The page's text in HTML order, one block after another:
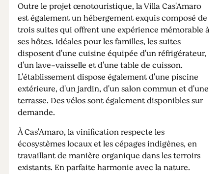
Outre le projet œnotouristique, la Villa Cas'Amaro
est également un hébergement exquis composé de
trois suites qui offrent une expérience mémorable à
ses hôtes. Idéales pour les familles, les suites
disposent d'une cuisine équipée d'un réfrigérateur,
d'un lave-vaisselle et d'une table de cuisson.
L'établissement dispose également d'une piscine
extérieure, d'un jardin, d'un salon commun et d'une
terrasse. Des vélos sont également disponibles sur
demande.
À Cas'Amaro, la vinification respecte les
écosystèmes locaux et les cépages indigènes, en
travaillant de manière organique dans les terroirs
existants. En parfaite harmonie avec la nature.